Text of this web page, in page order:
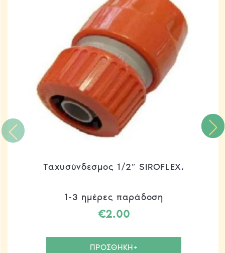
Ταχυσύνδεσμος 1/2″ SIROFLEX.
1-3 ημέρες παράδοση
€2.00
ΠΡΟΣΘΗΚΗ+